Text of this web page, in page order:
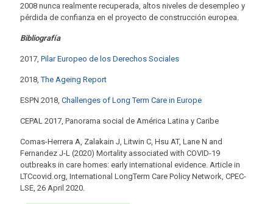
2008 nunca realmente recuperada, altos niveles de desempleo y
pérdida de confianza en el proyecto de construcción europea.
Bibliografía
2017, Pilar Europeo de los Derechos Sociales
2018,The Ageing Report
ESPN 2018, Challenges of Long Term Care in Europe
CEPAL 2017, Panorama social de América Latina y Caribe
Comas-Herrera A, Zalakain J, Litwin C, Hsu AT, Lane N and
Fernandez J-L (2020) Mortality associated with COVID-19
outbreaks in care homes: early international evidence. Article in
LTCcovid.org, International LongTerm Care Policy Network, CPEC-
LSE, 26 April 2020.